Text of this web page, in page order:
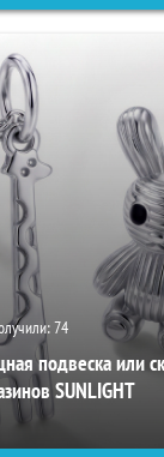
74
подвеска или
SUNLIGHT